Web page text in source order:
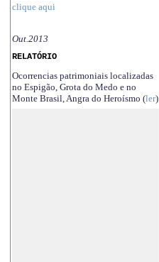
clique aqui
Out.2013
RELATÓRIO
Ocorrencias patrimoniais localizadas
no Espigão, Grota do Medo e no
Monte Brasil, Angra do Heroísmo (ler)